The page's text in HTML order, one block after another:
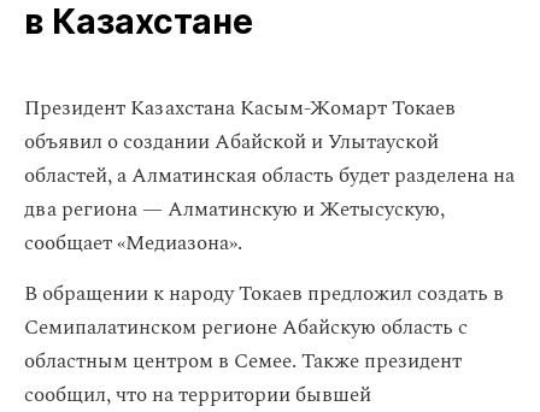
в Казахстане
Президент Казахстана Касым-Жомарт Токаев
объявил о создании Абайской и Улытауской
областей, а Алматинская область будет разделена на
два региона — Алматинскую и Жетысускую,
сообщает «Медиазона».
В обращении к народу Токаев предложил создать в
Семипалатинском регионе Абайскую область с
областным центром в Семее. Также президент
сообщил, что на территории бывшей